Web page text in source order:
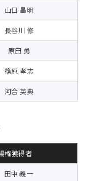
山口 昌明
長谷川 修
原田 勇
篠原 孝志
河合 英典
権獲得者
田中 義一